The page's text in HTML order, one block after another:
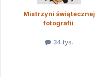
Mistrzyni świątecznej
fotografii
34 tys.